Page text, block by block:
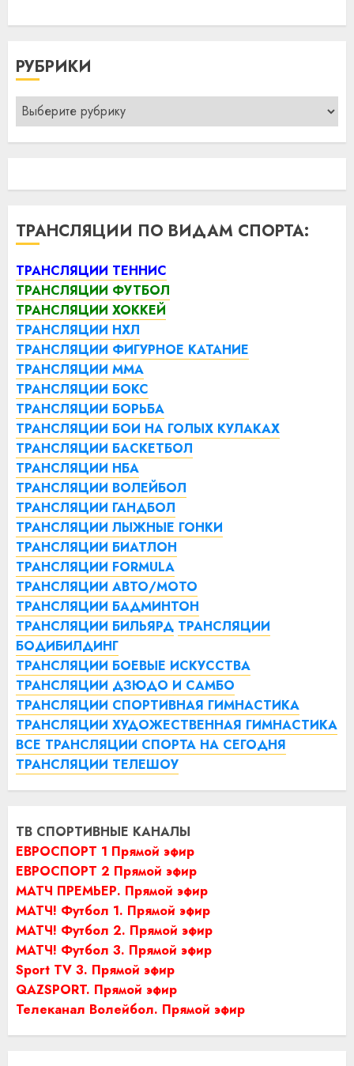
РУБРИКИ
Рубрики
ТРАНСЛЯЦИИ ПО ВИДАМ СПОРТА:
ТРАНСЛЯЦИИ ТЕННИС
ТРАНСЛЯЦИИ ФУТБОЛ
ТРАНСЛЯЦИИ ХОККЕЙ
ТРАНСЛЯЦИИ НХЛ
ТРАНСЛЯЦИИ ФИГУРНОЕ КАТАНИЕ
ТРАНСЛЯЦИИ ММА
ТРАНСЛЯЦИИ БОКС
ТРАНСЛЯЦИИ БОРЬБА
ТРАНСЛЯЦИИ БОИ НА ГОЛЫХ КУЛАКАХ
ТРАНСЛЯЦИИ БАСКЕТБОЛ
ТРАНСЛЯЦИИ НБА
ТРАНСЛЯЦИИ ВОЛЕЙБОЛ
ТРАНСЛЯЦИИ ГАНДБОЛ
ТРАНСЛЯЦИИ ЛЫЖНЫЕ ГОНКИ
ТРАНСЛЯЦИИ БИАТЛОН
ТРАНСЛЯЦИИ FORMULA
ТРАНСЛЯЦИИ АВТО/МОТО
ТРАНСЛЯЦИИ БАДМИНТОН
ТРАНСЛЯЦИИ БИЛЬЯРД ТРАНСЛЯЦИИ
БОДИБИЛДИНГ
ТРАНСЛЯЦИИ БОЕВЫЕ ИСКУССТВА
ТРАНСЛЯЦИИ ДЗЮДО И САМБО
ТРАНСЛЯЦИИ СПОРТИВНАЯ ГИМНАСТИКА
ТРАНСЛЯЦИИ ХУДОЖЕСТВЕННАЯ ГИМНАСТИКА
ВСЕ ТРАНСЛЯЦИИ СПОРТА НА СЕГОДНЯ
ТРАНСЛЯЦИИ ТЕЛЕШОУ
ТВ СПОРТИВНЫЕ КАНАЛЫ
ЕВРОСПОРТ 1 Прямой эфир
ЕВРОСПОРТ 2 Прямой эфир
МАТЧ ПРЕМЬЕР. Прямой эфир
МАТЧ! Футбол 1. Прямой эфир
МАТЧ! Футбол 2. Прямой эфир
МАТЧ! Футбол 3. Прямой эфир
Sport TV 3. Прямой эфир
QAZSPORT. Прямой эфир
Телеканал Волейбол. Прямой эфир